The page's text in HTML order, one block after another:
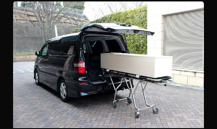
Transportul
mortuar
în
România
–
ce
trebuie
să
știe
familiile
în
momentele